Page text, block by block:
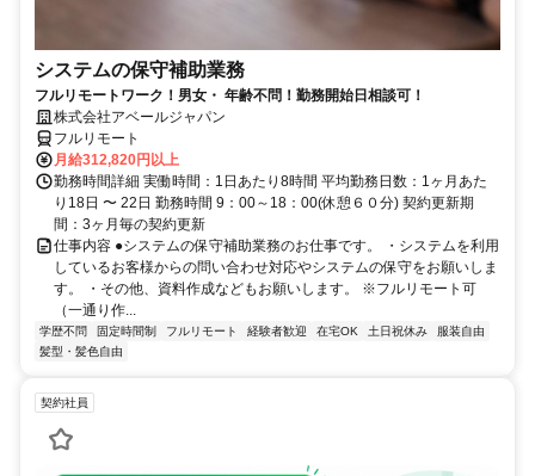
システムの保守補助業務
フルリモートワーク！男女・ 年齢不問！勤務開始日相談可！
株式会社アベールジャパン
フルリモート
月給312,820円以上
勤務時間詳細 実働時間：1日あたり8時間 平均勤務日数：1ヶ月あた
り18日 〜 22日 勤務時間 9：00～18：00(休憩６０分) 契約更新期
間：3ヶ月毎の契約更新
仕事内容 ●システムの保守補助業務のお仕事です。 ・システムを利用
しているお客様からの問い合わせ対応やシステムの保守をお願いしま
す。 ・その他、資料作成などもお願いします。 ※フルリモート可
（一通り作...
学歴不問 固定時間制 フルリモート 経験者歓迎 在宅OK 土日祝休み
服装自由
髪型・髪色自由
契約社員